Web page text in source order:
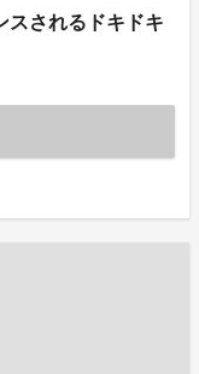
スされるドキドキ